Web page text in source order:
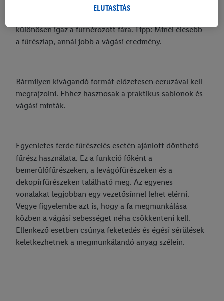
szükség, a fa felületét ragasztószalaggal lehet lefedni.
különösen igaz a furnérozott fára. Tipp: Minél élesebb
a fűrészlap, annál jobb a vágási eredmény.
Bármilyen kivágandó formát előzetesen ceruzával kell
megrajzolni. Ehhez hasznosak a praktikus sablonok és
vágási minták.
Egyenletes ferde fűrészelés esetén ajánlott dönthető
fűrész használata. Ez a funkció főként a
bemerülőfűrészeken, a levágófűrészeken és a
dekopírfűrészeken található meg. Az egyenes
vonalakat legjobban egy vezetősínnel lehet elérni.
Vegye figyelembe azt is, hogy a fa megmunkálása
közben a vágási sebességet néha csökkenteni kell.
Ellenkező esetben csúnya feketedés és égési sérülések
keletkezhetnek a megmunkálandó anyag szélein.
A "Sütik beállítása" alatt engedélyezheti az egyéni célokat, és
Az "Elutasítás" gombra kattintva csak a szükséges technológiák
használatát engedélyezheti. Az "Elfogadom" gombra kattintva
idejéről és a hozzájárulásának bármikor, a jövőre nézve történő
visszavonásához való jogáróla adatvédelmi szabályzatunkban
találhat. Az impresszumokat itt találja.
ELUTASÍTÁS